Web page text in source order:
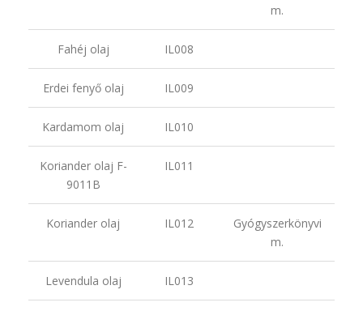
m.
Fahéj olaj IL008
Erdei fenyő olaj IL009
Kardamom olaj IL010
Koriander olaj F-
9011B
IL011
Koriander olaj IL012
Gyógyszerkönyvi
m.
Levendula olaj IL013